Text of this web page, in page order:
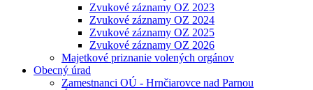
Zvukové záznamy OZ 2023
Zvukové záznamy OZ 2024
Zvukové záznamy OZ 2025
Zvukové záznamy OZ 2026
Majetkové priznanie volených orgánov
Obecný úrad
Zamestnanci OÚ - Hrnčiarovce nad Parnou